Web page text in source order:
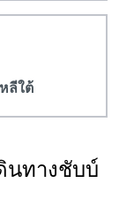
ลีใต้
นทางชับบ์